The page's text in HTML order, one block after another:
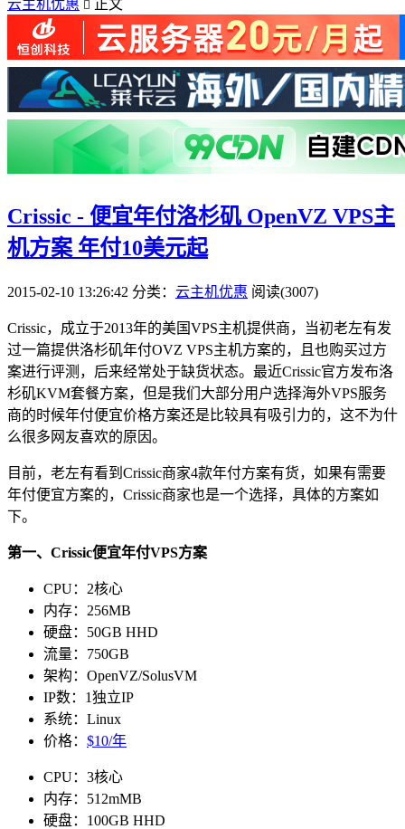
云主机优惠  正文
Crissic - 便宜年付洛杉矶 OpenVZ VPS主
机方案 年付10美元起
2015-02-10 13:26:42 分类： 云主机优惠 阅读(3007)
Crissic，成立于2013年的美国VPS主机提供商，当初老左有发
过一篇提供洛杉矶年付OVZ VPS主机方案的，且也购买过方
案进行评测，后来经常处于缺货状态。最近Crissic官方发布洛
杉矶KVM套餐方案，但是我们大部分用户选择海外VPS服务
商的时候年付便宜价格方案还是比较具有吸引力的，这不为什
么很多网友喜欢的原因。
目前，老左有看到Crissic商家4款年付方案有货，如果有需要
年付便宜方案的，Crissic商家也是一个选择，具体的方案如
下。
第一、Crissic便宜年付VPS方案
CPU：2核心
内存：256MB
硬盘：50GB HHD
流量：750GB
架构：OpenVZ/SolusVM
IP数：1独立IP
系统：Linux
价格： $10/年
CPU：3核心
内存：512mMB
硬盘：100GB HHD